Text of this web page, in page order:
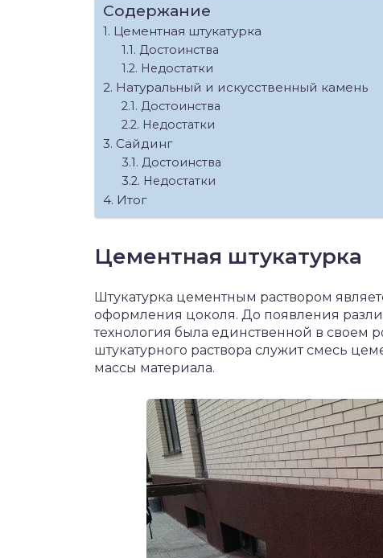
Содержание
Цементная штукатурка
Достоинства
Недостатки
Натуральный и искусственный камень
Достоинства
Недостатки
Сайдинг
Достоинства
Недостатки
Итог
Цементная штукатурка
Штукатурка цементным раствором
оформления цоколя. До появления
технология была единственной в своем
штукатурного раствора служит смесь
массы материала.